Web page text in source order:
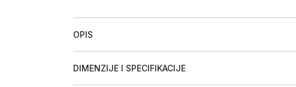
OPIS
DIMENZIJE I SPECIFIKACIJE